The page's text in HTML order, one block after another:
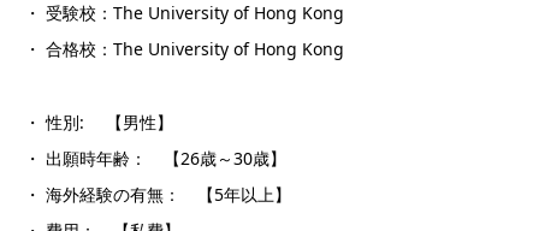
・ 受験校：The University of Hong Kong
・ 合格校：The University of Hong Kong
・ 性別: 【男性】
・ 出願時年齢： 【26歳～30歳】
・ 海外経験の有無： 【5年以上】